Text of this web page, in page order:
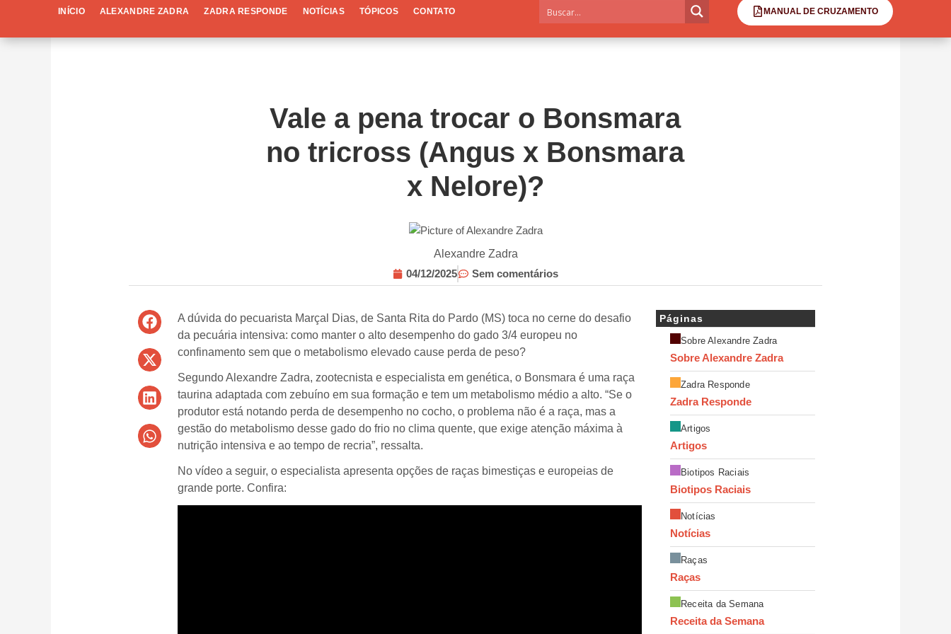
INÍCIO ALEXANDRE ZADRA ZADRA RESPONDE NOTÍCIAS TÓPICOS CONTATO MANUAL DE CRUZAMENTO
Vale a pena trocar o Bonsmara
no tricross (Angus x Bonsmara
x Nelore)?
Alexandre Zadra
04/12/2025
Sem comentários
A dúvida do pecuarista Marçal Dias, de Santa Rita do Pardo (MS) toca no cerne do desafio
da pecuária intensiva: como manter o alto desempenho do gado 3/4 europeu no
confinamento sem que o metabolismo elevado cause perda de peso?
Segundo Alexandre Zadra, zootecnista e especialista em genética, o Bonsmara é uma raça
taurina adaptada com zebuíno em sua formação e tem um metabolismo médio a alto. “Se o
produtor está notando perda de desempenho no cocho, o problema não é a raça, mas a
gestão do metabolismo desse gado do frio no clima quente, que exige atenção máxima à
nutrição intensiva e ao tempo de recria”, ressalta.
No vídeo a seguir, o especialista apresenta opções de raças bimestiças e europeias de
grande porte. Confira:
Páginas
Sobre Alexandre Zadra
Sobre Alexandre Zadra
Zadra Responde
Zadra Responde
Artigos
Artigos
Biotipos Raciais
Biotipos Raciais
Notícias
Notícias
Raças
Raças
Receita da Semana
Receita da Semana